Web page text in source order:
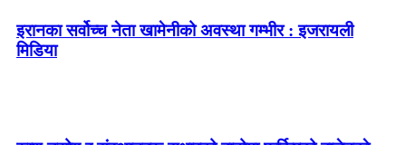
इरानका सर्वोच्च नेता खामेनीको अवस्था गम्भीर : इजरायली
मिडिया